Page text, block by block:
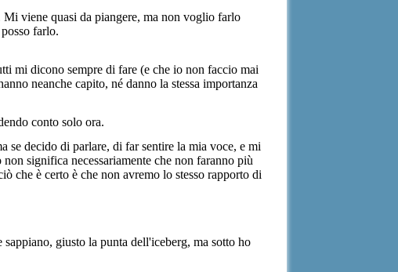
viene quasi da piangere, ma non voglio farlo
farlo.
mi dicono sempre di fare (e che io non faccio mai
neanche capito, né danno la stessa importanza
conto solo ora.
se decido di parlare, di far sentire la mia voce, e mi
significa necessariamente che non faranno più
che è certo è che non avremo lo stesso rapporto di
giusto la punta dell'iceberg, ma sotto ho